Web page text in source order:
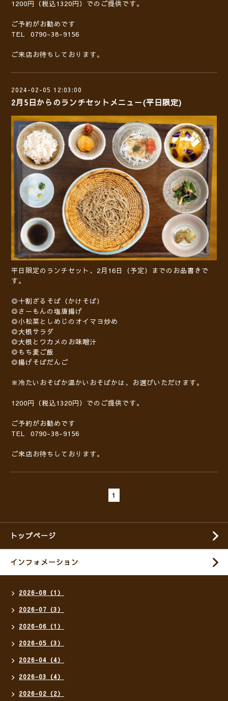
1200円（税込1320円）でのご提供です。
ご予約がお勧めです
TEL 0790-38-9156
ご来店お待ちしております。
2024-02-05 12:03:00
2月5日からのランチセットメニュー(平日限定)
平日限定のランチセット、2月16日（予定）までのお品書きで
す。
◎十割ざるそば（かけそば）
◎さーもんの塩唐揚げ
◎小松菜としめじのオイマヨ炒め
◎大根サラダ
◎大根とワカメのお味噌汁
◎もち麦ご飯
◎揚げそばだんご
※冷たいおそばか温かいおそばかは、お選びいただけます。
1200円（税込1320円）でのご提供です。
ご予約がお勧めです
TEL 0790-38-9156
ご来店お待ちしております。
1
トップページ
インフォメーション
2026-08（1）
2026-07（3）
2026-06（1）
2026-05（3）
2026-04（4）
2026-03（4）
2026-02（2）